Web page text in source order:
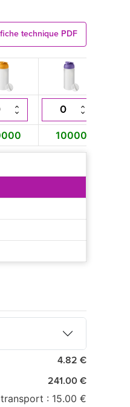
technique PDF
10000
4.82 €
241.00 €
: 15.00 €